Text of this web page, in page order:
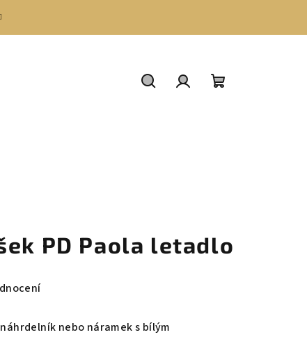
PD Paola letadlo
nebo náramek s bílým